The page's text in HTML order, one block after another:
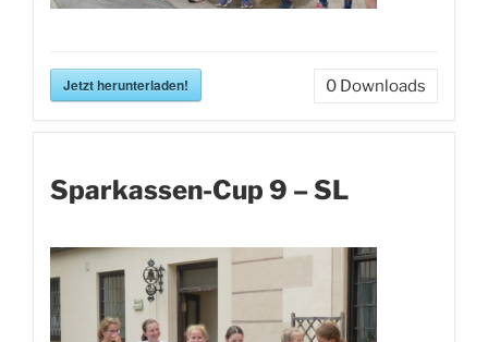
Jetzt herunterladen! 0 Downloads
Sparkassen-Cup 9 – SL